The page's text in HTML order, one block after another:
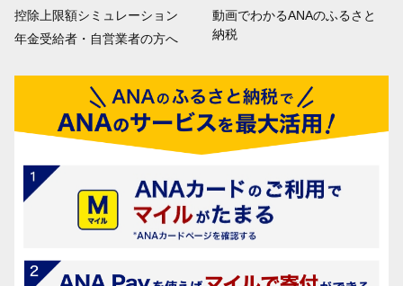
控除上限額シミュレーション
年金受給者・自営業者の方へ
動画でわかるANAのふるさと
納税